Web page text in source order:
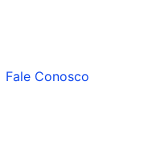
Fale Conosco